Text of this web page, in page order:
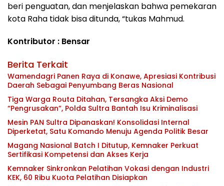
beri penguatan, dan menjelaskan bahwa pemekaran
kota Raha tidak bisa ditunda, “tukas Mahmud.
Kontributor : Bensar
Berita Terkait
Wamendagri Panen Raya di Konawe, Apresiasi Kontribusi
Daerah Sebagai Penyumbang Beras Nasional
Tiga Warga Routa Ditahan, Tersangka Aksi Demo
“Pengrusakan”, Polda Sultra Bantah Isu Kriminalisasi
Mesin PAN Sultra Dipanaskan! Konsolidasi Internal
Diperketat, Satu Komando Menuju Agenda Politik Besar
Magang Nasional Batch I Ditutup, Kemnaker Perkuat
Sertifikasi Kompetensi dan Akses Kerja
Kemnaker Sinkronkan Pelatihan Vokasi dengan Industri
KEK, 60 Ribu Kuota Pelatihan Disiapkan